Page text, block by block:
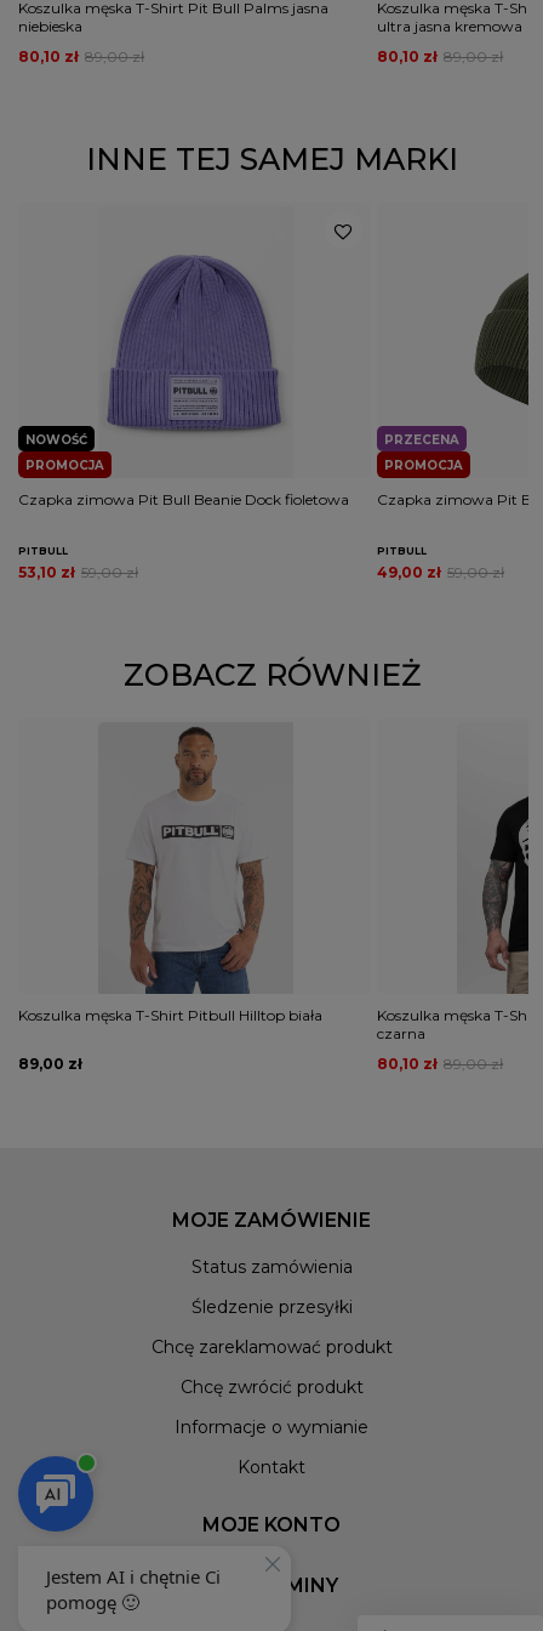
Koszulka męska T-Shirt Pit Bull Palms jasna
niebieska
89,00 zł
80,10 zł
Koszulka męska T-
ultra jasna kremowa
89,00 zł
80,10 zł
INNE TEJ SAMEJ MARKI
PROMOCJA
NOWOŚĆ
Czapka zimowa Pit Bull Beanie Dock fioletowa
PITBULL
59,00 zł
53,10 zł
PROMOCJA
PRZECENA
Czapka zimowa Pit
PITBULL
59,00 zł
49,00 zł
ZOBACZ RÓWNIEŻ
Koszulka męska T-Shirt Pitbull Hilltop biała
89,00 zł
Koszulka męska T-
czarna
89,00 zł
80,10 zł
MOJE ZAMÓWIENIE
Status zamówienia
Śledzenie przesyłki
Chcę zareklamować produkt
Chcę zwrócić produkt
Informacje o wymianie
Kontakt
MOJE KONTO
REGULAMINY